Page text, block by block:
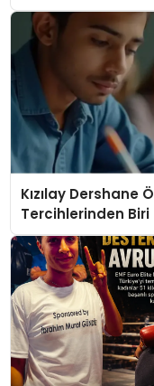
Kızılay Dershane
Tercihlerinden Biri